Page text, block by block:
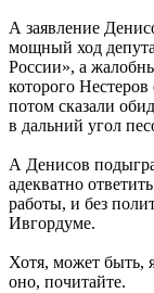
А заявление
мощный ход
России», а
которого
потом сказали
в дальний угол
А Денисов
адекватно
работы, и без
Ивгордуме.
Хотя, может быть,
оно, почитайте.